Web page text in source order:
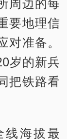
要地理信
准备。
岁的新兵
把铁路看
线海拔最